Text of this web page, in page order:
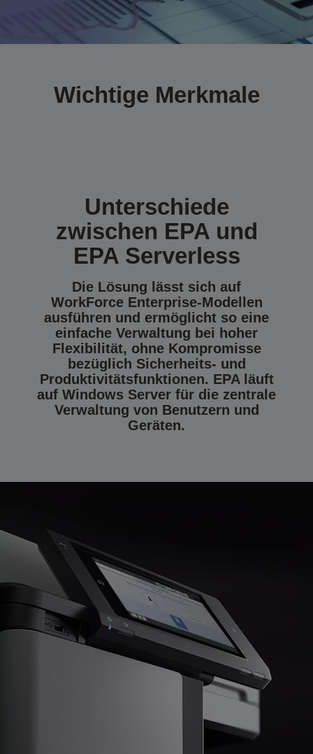
Wichtige Merkmale
Unterschiede
zwischen EPA und
EPA Serverless
Die Lösung lässt sich auf
WorkForce Enterprise-Modellen
ausführen und ermöglicht so eine
einfache Verwaltung bei hoher
Flexibilität, ohne Kompromisse
bezüglich Sicherheits- und
Produktivitätsfunktionen. EPA läuft
auf Windows Server für die zentrale
Verwaltung von Benutzern und
Geräten.